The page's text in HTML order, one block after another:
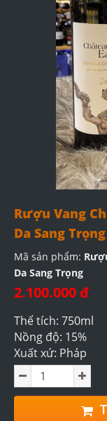
Rượu Vang
Da Sang Trọng
Mã sản phẩm:
Da Sang Trọng
2.100.000 đ
Thể tích: 750ml
Nồng độ: 15%
Xuất xứ: Pháp